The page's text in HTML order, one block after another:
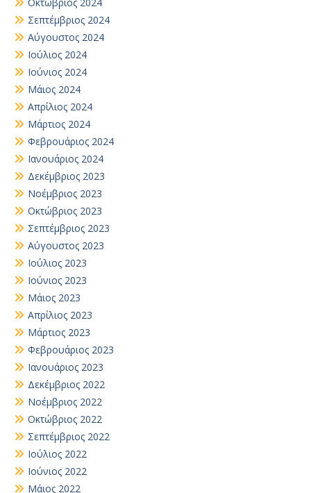
Σεπτέμβριος 2024
Αύγουστος 2024
Ιούλιος 2024
Ιούνιος 2024
Μάιος 2024
Απρίλιος 2024
Μάρτιος 2024
Φεβρουάριος 2024
Ιανουάριος 2024
Δεκέμβριος 2023
Νοέμβριος 2023
Οκτώβριος 2023
Σεπτέμβριος 2023
Αύγουστος 2023
Ιούλιος 2023
Ιούνιος 2023
Μάιος 2023
Απρίλιος 2023
Μάρτιος 2023
Φεβρουάριος 2023
Ιανουάριος 2023
Δεκέμβριος 2022
Νοέμβριος 2022
Οκτώβριος 2022
Σεπτέμβριος 2022
Ιούλιος 2022
Ιούνιος 2022
Μάιος 2022